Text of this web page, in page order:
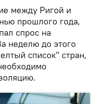
между Ригой и
прошлого года,
спрос на
неделю до этого
список" стран,